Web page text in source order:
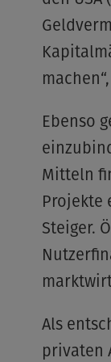
Ebenso
Mitteln
Projekte
Steiger.
Als
privaten